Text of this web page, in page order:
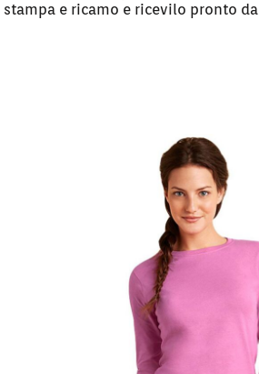
stampa e ricamo e ricevilo pronto